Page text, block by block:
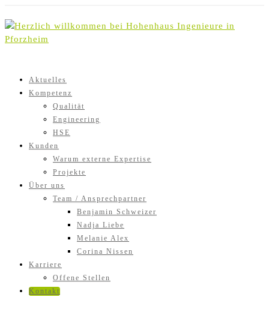
Skip
to
Aktuelles
Kompetenz
Qualität
Engineering
HSE
Kunden
Warum externe Expertise
Projekte
Über uns
Team / Ansprechpartner
Benjamin Schweizer
Nadja Liebe
Melanie Alex
Corina Nissen
Karriere
Offene Stellen
Kontakt